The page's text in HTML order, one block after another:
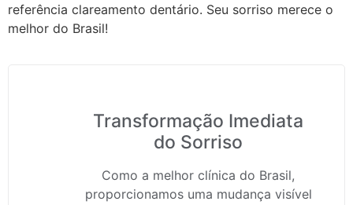
referência clareamento dentário. Seu sorriso merece o
melhor do Brasil!
Transformação Imediata
do Sorriso
Como a melhor clínica do Brasil,
proporcionamos uma mudança visível